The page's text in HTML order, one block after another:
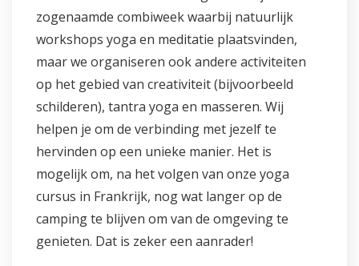
zogenaamde combiweek waarbij natuurlijk
workshops yoga en meditatie plaatsvinden,
maar we organiseren ook andere activiteiten
op het gebied van creativiteit (bijvoorbeeld
schilderen), tantra yoga en masseren. Wij
helpen je om de verbinding met jezelf te
hervinden op een unieke manier. Het is
mogelijk om, na het volgen van onze yoga
cursus in Frankrijk, nog wat langer op de
camping te blijven om van de omgeving te
genieten. Dat is zeker een aanrader!